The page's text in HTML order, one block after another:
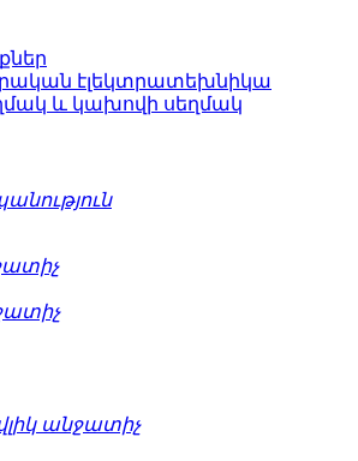
էլեկտրատեխնիկա
և կախովի սեղմակ
անջատիչ